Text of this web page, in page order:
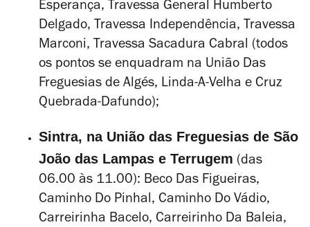
Esperança, Travessa General Humberto
Delgado, Travessa Independência, Travessa
Marconi, Travessa Sacadura Cabral (todos
os pontos se enquadram na União Das
Freguesias de Algés, Linda-A-Velha e Cruz
Quebrada-Dafundo);
Sintra, na União das Freguesias de São
João das Lampas e Terrugem (das
06.00 às 11.00): Beco Das Figueiras,
Caminho Do Pinhal, Caminho Do Vádio,
Carreirinha Bacelo, Carreirinho Da Baleia,